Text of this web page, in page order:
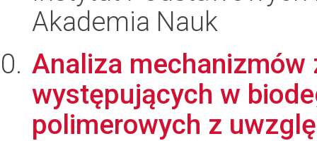
Akademia Nauk
Analiza mechanizmów
występujących w
polimerowych z